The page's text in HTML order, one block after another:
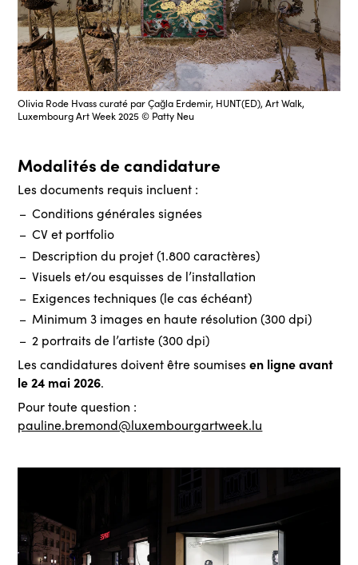
Olivia Rode Hvass curaté par Çağla Erdemir, HUNT(ED), Art Walk,
Luxembourg Art Week 2025 © Patty Neu
Modalités de candidature
Les documents requis incluent :
Conditions générales signées
CV et portfolio
Description du projet (1.800 caractères)
Visuels et/ou esquisses de l’installation
Exigences techniques (le cas échéant)
Minimum 3 images en haute résolution (300 dpi)
2 portraits de l’artiste (300 dpi)
Les candidatures doivent être soumisesen ligne avant
le 24 mai 2026.
Pour toute question :
pauline.bremond@luxembourgartweek.lu